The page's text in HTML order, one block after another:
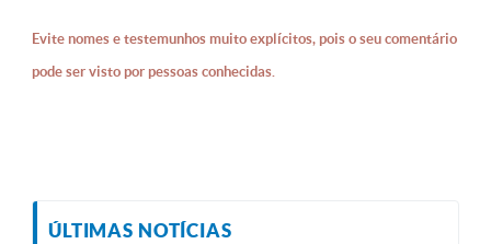
Evite nomes e testemunhos muito explícitos, pois o seu comentário
pode ser visto por pessoas conhecidas.
ÚLTIMAS NOTÍCIAS